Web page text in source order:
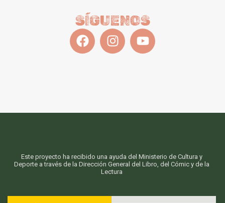
SÍGUENOS
Este proyecto ha recibido una ayuda del Ministerio de Cultura y
Deporte a través de la Dirección General del Libro, del Cómic y de la
Lectura